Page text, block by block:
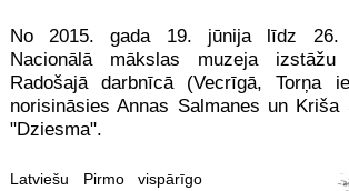
No 2015. gada 19. jūnija līdz 26.
Nacionālā mākslas muzeja izstāžu
Radošajā darbnīcā (Vecrīgā, Torņa
norisināsies Annas Salmanes un Kriša
"Dziesma".
Latviešu Pirmo vispārīgo